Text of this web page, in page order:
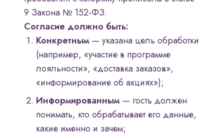
9 Закона № 152-ФЗ.
Согласие должно быть:
Конкретным— указана цель обработки
(например, «участие в программе
лояльности», «доставка заказов»,
«информирование об акциях»);
Информированным— гость должен
понимать, кто обрабатывает его данные,
какие именно и зачем;